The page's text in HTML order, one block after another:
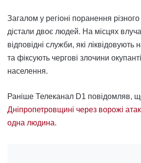
Загалом у регіоні поранення
дістали двоє людей. На місцях
відповідні служби, які ліквідовують
та фіксують чергові злочини
населення.
Раніше Телеканал D1 повідомляв,
Дніпропетровщині через ворожі
одна людина.